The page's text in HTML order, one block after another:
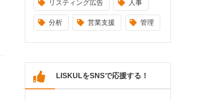
リスティング広告 人事
分析 営業支援 管理
LISKULをSNSで応援する！